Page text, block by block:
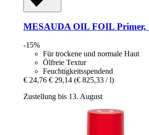
MESAUDA OIL FOIL Primer,
-15%
Für trockene und normale Haut
Ölfreie Textur
Feuchtigkeitsspendend
€ 24,76 € 29,14 (€ 825,33 / l)
Zustellung bis 13. August